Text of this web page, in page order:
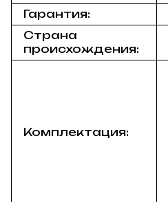
Гарантия:
Страна
происхождения:
Комплектация: